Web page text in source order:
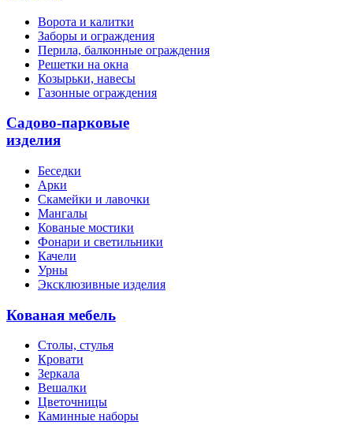
Ворота и калитки
Заборы и ограждения
Перила, балконные ограждения
Решетки на окна
Козырьки, навесы
Газонные ограждения
Садово-парковые
изделия
Беседки
Арки
Скамейки и лавочки
Мангалы
Кованые мостики
Фонари и светильники
Качели
Урны
Эксклюзивные изделия
Кованая мебель
Столы, стулья
Кровати
Зеркала
Вешалки
Цветочницы
Каминные наборы